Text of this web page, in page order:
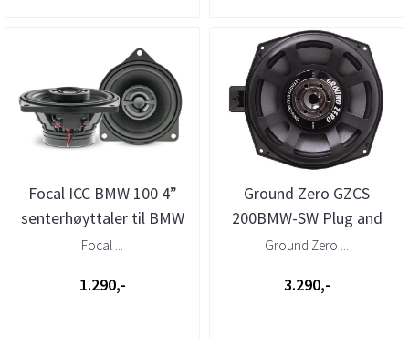
Focal ICC BMW 100 4”
senterhøyttaler til BMW
Focal ...
1.290,-
Ground Zero GZCS
200BMW-SW Plug and
Play 8” basskit til BMW
Ground Zero ...
3.290,-